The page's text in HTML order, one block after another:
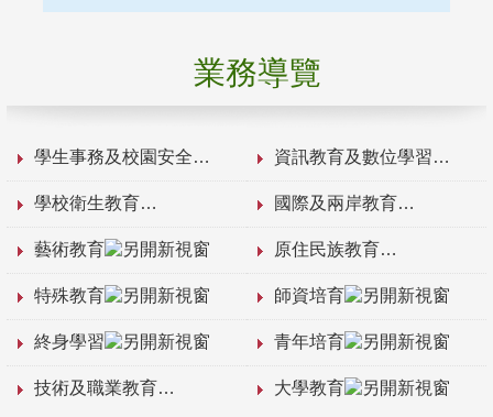
業務導覽
學生事務及校園安全 資訊教育及數位學習
學校衛生教育 國際及兩岸教育
藝術教育 原住民族教育
特殊教育 師資培育
終身學習 青年培育
技術及職業教育 大學教育